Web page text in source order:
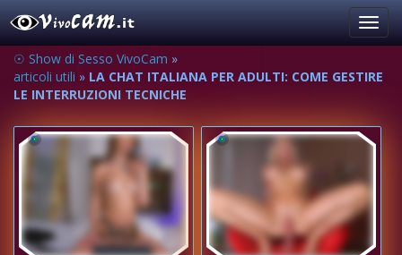
☉ Show di Sesso VivoCam »
articoli utili » LA CHAT ITALIANA PER ADULTI: COME GESTIRE
LE INTERRUZIONI TECNICHE